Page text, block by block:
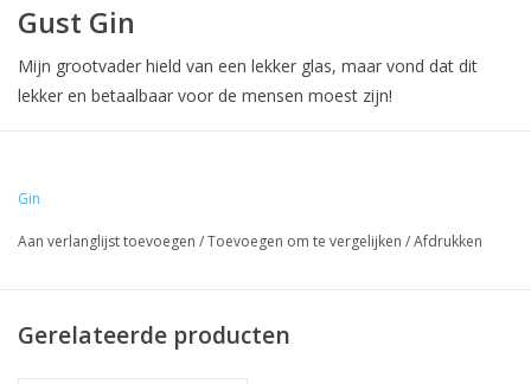
Gust Gin
Mijn grootvader hield van een lekker glas, maar vond dat dit
lekker en betaalbaar voor de mensen moest zijn!
Laat het smaken!!!
Gin
Aan verlanglijst toevoegen /Toevoegen om te vergelijken /Afdrukken
Gerelateerde producten